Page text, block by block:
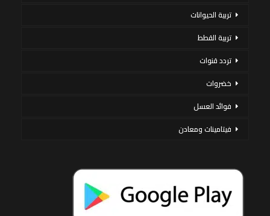
تربية الحيوانات
تربية القطط
تردد قنوات
خضروات
فوائد العسل
فيتامينات ومعادن